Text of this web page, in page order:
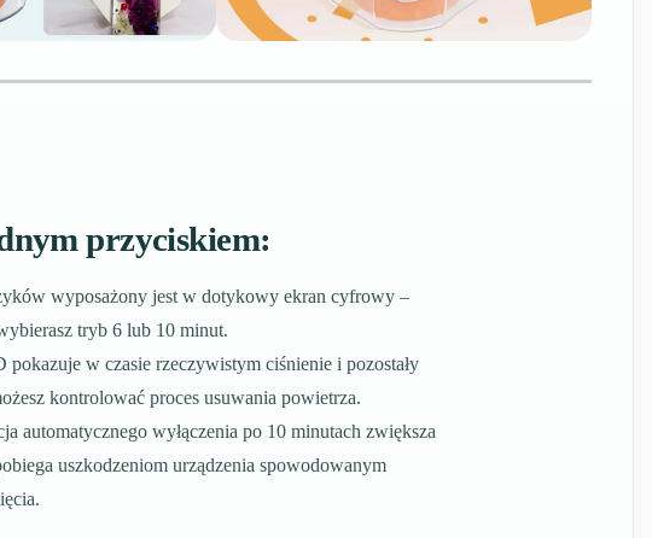
przyciskiem:
wyposażony jest w dotykowy ekran cyfrowy –
tryb 6 lub 10 minut.
w czasie rzeczywistym ciśnienie i pozostały
kontrolować proces usuwania powietrza.
automatycznego wyłączenia po 10 minutach zwiększa
uszkodzeniom urządzenia spowodowanym